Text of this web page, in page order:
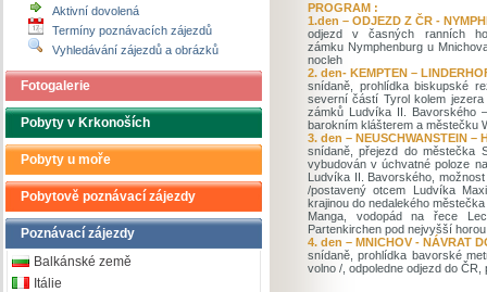
Aktivní dovolená
Termíny poznávacích zájezdů
Vyhledávání zájezdů a obrázků
Fotogalerie
Pobyty v Krkonoších
Pobyty u moře
Pobytově poznávací zájezdy
Poznávací zájezdy
Balkánské země
Itálie
PROGRAM :
1.den – ODJEZD Z ČR -
odjezd v časných ranních
zámku Nymphenburg u
nocleh
2. den- KEMPTEN –
snídaně, prohlídka biskupské
severní částí Tyrol kolem
zámků Ludvíka II. Bavorského
barokním klášterem a městečku
3. den – NEUSCHWANSTEIN –
snídaně, přejezd do městečka
vybudován v úchvatné poloze
Ludvíka II. Bavorského,
/postavený otcem Ludvíka
krajinou do nedalekého
Manga, vodopád na řece
Partenkirchen pod nejvyšší
4. den – MNICHOV - NÁVRAT
snídaně, prohlídka bavorské
volno /, odpoledne odjezd do